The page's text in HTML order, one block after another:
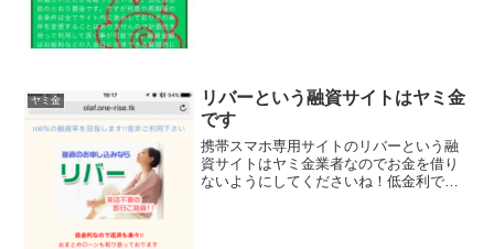
ヤミ金
リバーという融資サイトはヤミ金
です
携帯スマホ専用サイトのリバーという融
資サイトはヤミ金業者なのでお金を借り
ないようにしてくださいね！低金利で返